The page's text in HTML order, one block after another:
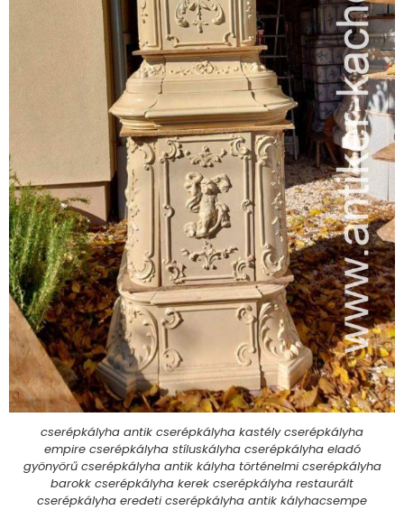
cserépkályha antik cserépkályha kastély cserépkályha
empire cserépkályha stíluskályha cserépkályha eladó
gyönyörű cserépkályha antik kályha történelmi cserépkályha
barokk cserépkályha kerek cserépkályha restaurált
cserépkályha eredeti cserépkályha antik kályhacsempe